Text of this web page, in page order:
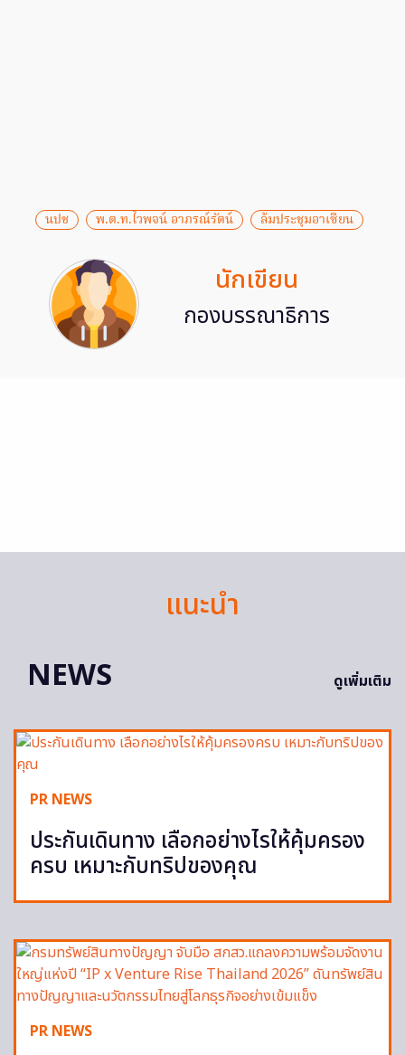
นปช พ.ต.ท.ไวพจน์ อาภรณ์รัตน์ ล้มประชุมอาเซียน
นักเขียน
กองบรรณาธิการ
แนะนำ
NEWS
ดูเพิ่มเติม
PR NEWS
ประกันเดินทาง เลือกอย่างไรให้คุ้มครอง
ครบ เหมาะกับทริปของคุณ
PR NEWS